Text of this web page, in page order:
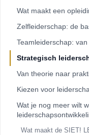
Wat maakt een
Zelfleiderschap: de
Teamleiderschap:
Strategisch
Van theorie naar
Kiezen voor
Wat je nog meer wilt
Wat maakt de SIET!